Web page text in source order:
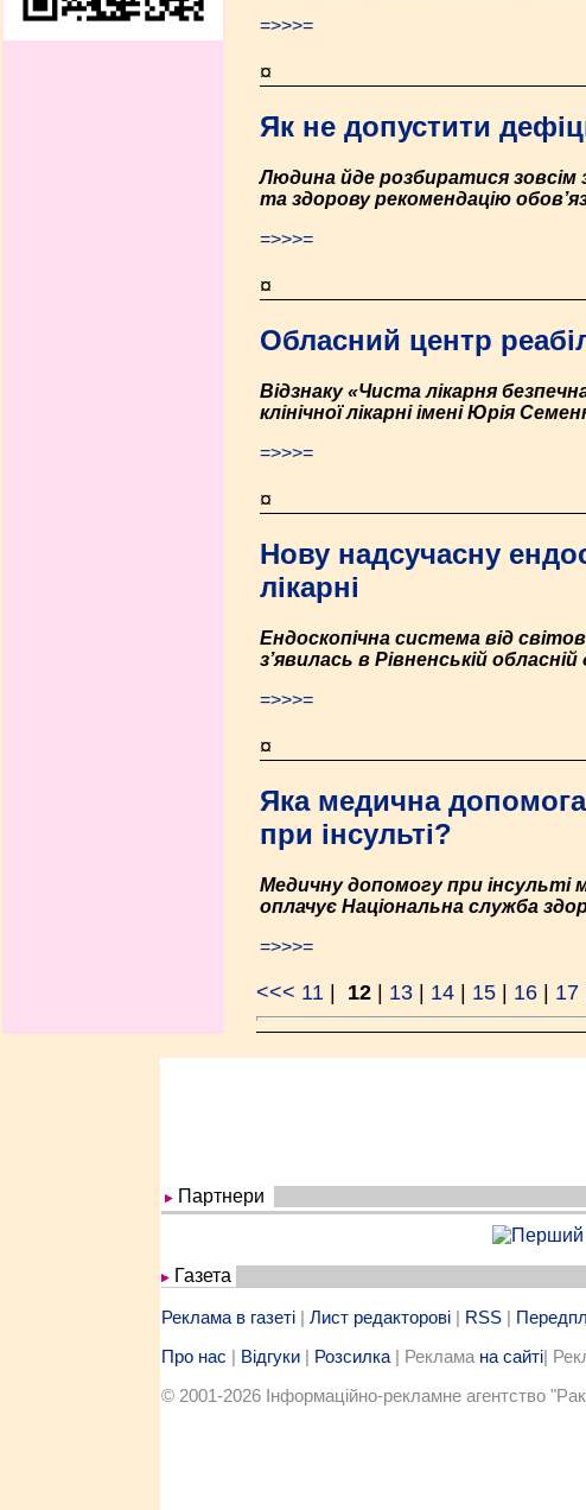
=>>>=
¤
Як не допустити
Людина йде розбиратися зовсім
та здорову рекомендацію
=>>>=
¤
Обласний центр
Відзнаку «Чиста лікарня
клінічної лікарні імені Юрія
=>>>=
¤
Нову надсучасну
лікарні
Ендоскопічна система від
з’явилась в Рівненській обласній
=>>>=
¤
Яка медична
при інсульті?
Медичну допомогу при інсульті
оплачує Національна служба
=>>>=
<<< 11 12 13 14 15 16 17
Партнери
Газета
Реклама в газеті| Лист редакторові| RSS|
Про нас | Відгуки| Розсилка| Реклама на сайті|
© 2001-2026 Iнформацiйно-рекламне агентство